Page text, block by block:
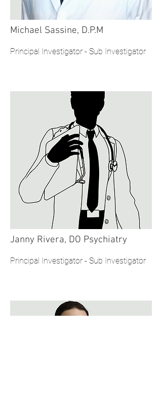
Michael Sassine, D.P.M
Principal Investigator - Sub Investigator
Janny Rivera, DO Psychiatry
Principal Investigator - Sub Investigator